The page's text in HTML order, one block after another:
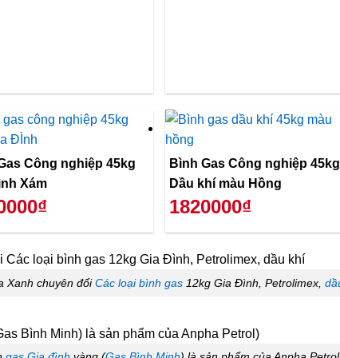
Công nghiệp 45kg
Xám
Bình Gas Công nghiệp 45kg
Dầu khí màu Hồng
1820000₫
Xanh chuyên đổiCác loại bình gas12kg Gia Đình, Petrolimex,